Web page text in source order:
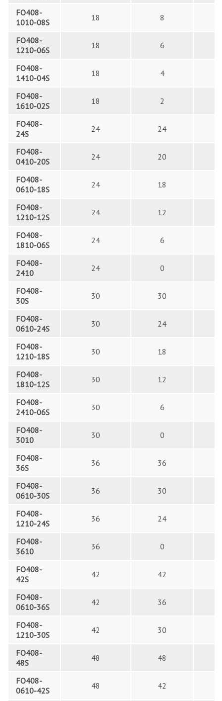
FO408-
1010-08S
18 8
FO408-
1210-06S
18 6
FO408-
1410-04S
18 4
FO408-
1610-02S
18 2
FO408-
24S
24 24
FO408-
0410-20S
24 20
FO408-
0610-18S
24 18
FO408-
1210-12S
24 12
FO408-
1810-06S
24 6
FO408-
2410
24 0
FO408-
30S
30 30
FO408-
0610-24S
30 24
FO408-
1210-18S
30 18
FO408-
1810-12S
30 12
FO408-
2410-06S
30 6
FO408-
3010
30 0
FO408-
36S
36 36
FO408-
0610-30S
36 30
FO408-
1210-24S
36 24
FO408-
3610
36 0
FO408-
42S
42 42
FO408-
0610-36S
42 36
FO408-
1210-30S
42 30
FO408-
48S
48 48
FO408-
0610-42S
48 42